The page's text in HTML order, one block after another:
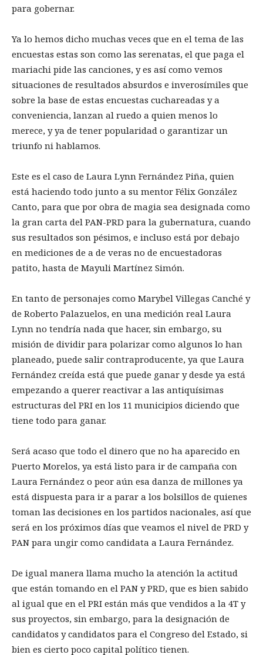
para gobernar.
Ya lo hemos dicho muchas veces que en el tema de las
encuestas estas son como las serenatas, el que paga el
mariachi pide las canciones, y es así como vemos
situaciones de resultados absurdos e inverosímiles que
sobre la base de estas encuestas cuchareadas y a
conveniencia, lanzan al ruedo a quien menos lo
merece, y ya de tener popularidad o garantizar un
triunfo ni hablamos.
Este es el caso de Laura Lynn Fernández Piña, quien
está haciendo todo junto a su mentor Félix González
Canto, para que por obra de magia sea designada como
la gran carta del PAN-PRD para la gubernatura, cuando
sus resultados son pésimos, e incluso está por debajo
en mediciones de a de veras no de encuestadoras
patito, hasta de Mayuli Martínez Simón.
En tanto de personajes como Marybel Villegas Canché y
de Roberto Palazuelos, en una medición real Laura
Lynn no tendría nada que hacer, sin embargo, su
misión de dividir para polarizar como algunos lo han
planeado, puede salir contraproducente, ya que Laura
Fernández creída está que puede ganar y desde ya está
empezando a querer reactivar a las antiquísimas
estructuras del PRI en los 11 municipios diciendo que
tiene todo para ganar.
Será acaso que todo el dinero que no ha aparecido en
Puerto Morelos, ya está listo para ir de campaña con
Laura Fernández o peor aún esa danza de millones ya
está dispuesta para ir a parar a los bolsillos de quienes
toman las decisiones en los partidos nacionales, así que
será en los próximos días que veamos el nivel de PRD y
PAN para ungir como candidata a Laura Fernández.
De igual manera llama mucho la atención la actitud
que están tomando en el PAN y PRD, que es bien sabido
al igual que en el PRI están más que vendidos a la 4T y
sus proyectos, sin embargo, para la designación de
candidatos y candidatos para el Congreso del Estado, si
bien es cierto poco capital político tienen.